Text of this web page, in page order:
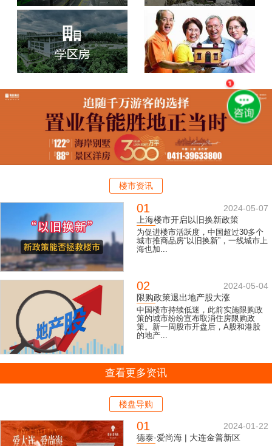
楼市资讯
01
2024-05-07
上海楼市开启以旧换新政策
为促进楼市活跃度，中国超过30多个
城市推商品房“以旧换新”，一线城市上
海也加...
02
2024-05-04
限购政策退出地产股大涨
中国楼市持续低迷，此前实施限购政
策的城市纷纷宣布取消住房限购政
策。新一周股市开盘后，A股和港股
的地产...
查看更多资讯
楼盘导购
01
2024-01-22
德泰·爱尚海 | 大连金普新区